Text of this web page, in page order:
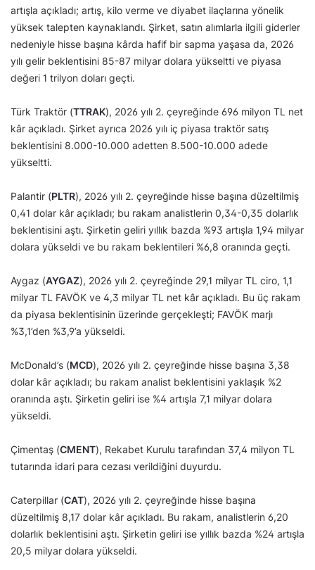
artışla açıkladı; artış, kilo verme ve diyabet ilaçlarına yönelik
yüksek talepten kaynaklandı. Şirket, satın alımlarla ilgili giderler
nedeniyle hisse başına kârda hafif bir sapma yaşasa da, 2026
yılı gelir beklentisini 85-87 milyar dolara yükseltti ve piyasa
değeri 1 trilyon doları geçti.
Türk Traktör (TTRAK), 2026 yılı 2. çeyreğinde 696 milyon TL net
kâr açıkladı. Şirket ayrıca 2026 yılı iç piyasa traktör satış
beklentisini 8.000-10.000 adetten 8.500-10.000 adede
yükseltti.
Palantir (PLTR), 2026 yılı 2. çeyreğinde hisse başına düzeltilmiş
0,41 dolar kâr açıkladı; bu rakam analistlerin 0,34-0,35 dolarlık
beklentisini aştı. Şirketin geliri yıllık bazda %93 artışla 1,94 milyar
dolara yükseldi ve bu rakam beklentileri %6,8 oranında geçti.
Aygaz (AYGAZ), 2026 yılı 2. çeyreğinde 29,1 milyar TL ciro, 1,1
milyar TL FAVÖK ve 4,3 milyar TL net kâr açıkladı. Bu üç rakam
da piyasa beklentisinin üzerinde gerçekleşti; FAVÖK marjı
%3,1’den %3,9’a yükseldi.
McDonald’s (MCD), 2026 yılı 2. çeyreğinde hisse başına 3,38
dolar kâr açıkladı; bu rakam analist beklentisini yaklaşık %2
oranında aştı. Şirketin geliri ise %4 artışla 7,1 milyar dolara
yükseldi.
Çimentaş (CMENT), Rekabet Kurulu tarafından 37,4 milyon TL
tutarında idari para cezası verildiğini duyurdu.
Caterpillar (CAT), 2026 yılı 2. çeyreğinde hisse başına
düzeltilmiş 8,17 dolar kâr açıkladı. Bu rakam, analistlerin 6,20
dolarlık beklentisini aştı. Şirketin geliri ise yıllık bazda %24 artışla
20,5 milyar dolara yükseldi.